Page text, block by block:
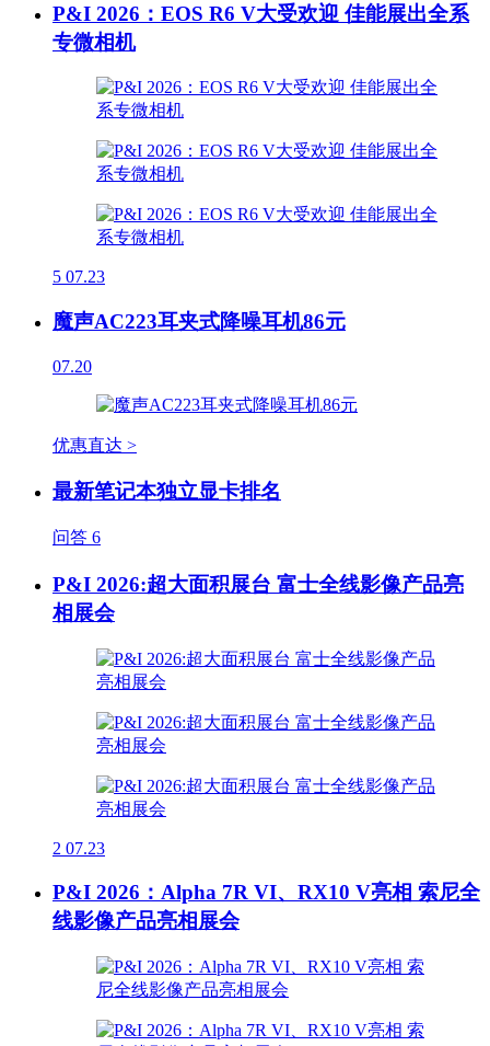
P&I 2026：EOS R6 V大受欢迎 佳能展出全系
专微相机
5 07.23
魔声AC223耳夹式降噪耳机86元
07.20
优惠直达 >
最新笔记本独立显卡排名
问答 6
P&I 2026:超大面积展台 富士全线影像产品亮
相展会
2 07.23
P&I 2026：Alpha 7R VI、RX10 V亮相 索尼全
线影像产品亮相展会